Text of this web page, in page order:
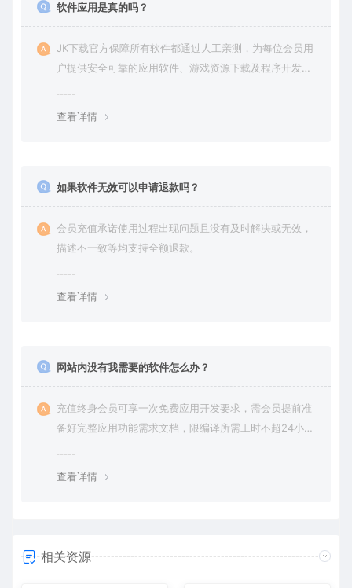
软件应用是真的吗？
JK下载官方保障所有软件都通过人工亲测，为每位会员用
户提供安全可靠的应用软件、游戏资源下载及程序开发服
查看详情
如果软件无效可以申请退款吗？
会员充值承诺使用过程出现问题且没有及时解决或无效，
描述不一致等均支持全额退款。
查看详情
网站内没有我需要的软件怎么办？
充值终身会员可享一次免费应用开发要求，需会员提前准
备好完整应用功能需求文档，限编译所需工时不超24小
查看详情
相关资源